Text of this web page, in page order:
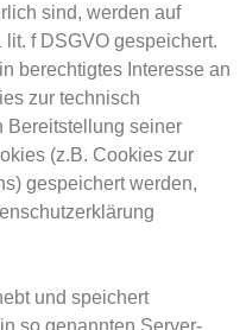
sind, werden auf
lit. f DSGVO gespeichert.
berechtigtes Interesse an
zur technisch
Bereitstellung seiner
(z.B. Cookies zur
gespeichert werden,
und speichert
so genannten Server-